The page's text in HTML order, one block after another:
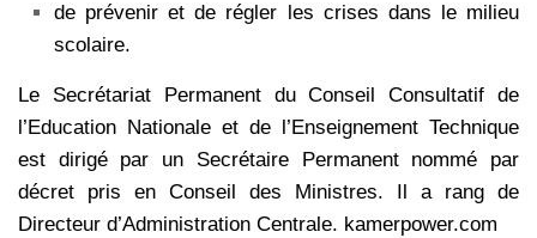
de prévenir et de régler les crises dans le milieu
scolaire.
Le Secrétariat Permanent du Conseil Consultatif de
l’Education Nationale et de l’Enseignement Technique
est dirigé par un Secrétaire Permanent nommé par
décret pris en Conseil des Ministres. Il a rang de
Directeur d’Administration Centrale. kamerpower.com